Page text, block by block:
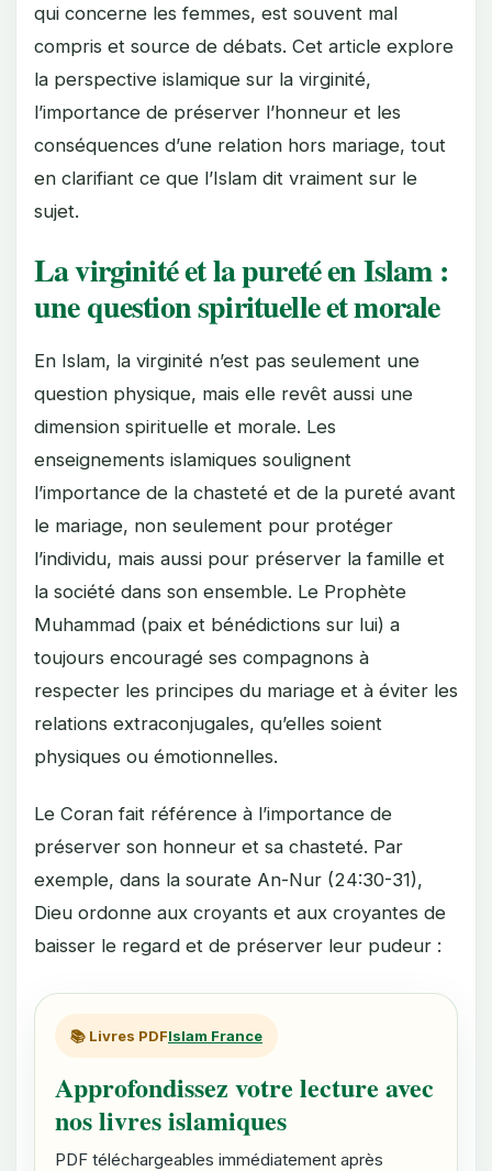
qui concerne les femmes, est souvent mal
compris et source de débats. Cet article explore
la perspective islamique sur la virginité,
l’importance de préserver l’honneur et les
conséquences d’une relation hors mariage, tout
en clarifiant ce que l’Islam dit vraiment sur le
sujet.
La virginité et la pureté en Islam :
une question spirituelle et morale
En Islam, la virginité n’est pas seulement une
question physique, mais elle revêt aussi une
dimension spirituelle et morale. Les
enseignements islamiques soulignent
l’importance de la chasteté et de la pureté avant
le mariage, non seulement pour protéger
l’individu, mais aussi pour préserver la famille et
la société dans son ensemble. Le Prophète
Muhammad (paix et bénédictions sur lui) a
toujours encouragé ses compagnons à
respecter les principes du mariage et à éviter les
relations extraconjugales, qu’elles soient
physiques ou émotionnelles.
Le Coran fait référence à l’importance de
préserver son honneur et sa chasteté. Par
exemple, dans la sourate An-Nur (24:30-31),
Dieu ordonne aux croyants et aux croyantes de
baisser le regard et de préserver leur pudeur :
📚 Livres PDFIslam France
Approfondissez votre lecture avec
nos livres islamiques
PDF téléchargeables immédiatement après